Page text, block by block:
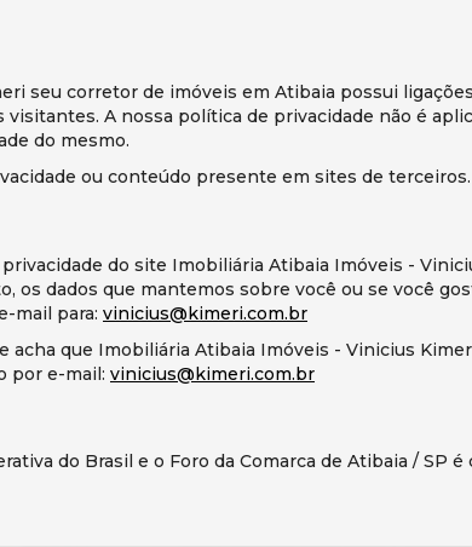
seu corretor de imóveis em Atibaia possui
A nossa política de privacidade não é
do mesmo.
ou conteúdo presente em sites de terceiros.
do site Imobiliária Atibaia Imóveis -
os dados que mantemos sobre você ou se você
mail para: vinicius@kimeri.com.br
acha que Imobiliária Atibaia Imóveis - Vinicius
por e-mail: vinicius@kimeri.com.br
do Brasil e o Foro da Comarca de Atibaia /